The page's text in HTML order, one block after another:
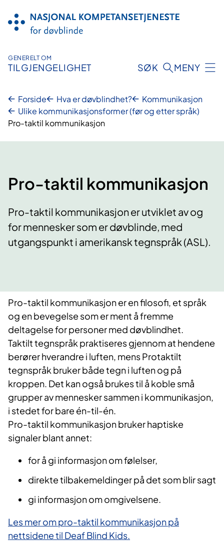
innhold
GENERELT OM
TILGJENGELIGHET SØK MENY
Forside Hva er døvblindhet?
Kommunikasjon
Ulike kommunikasjonsformer (før og etter språk)
Pro-taktil kommunikasjon
Pro-taktil kommunikasjon
Pro-taktil kommunikasjon er utviklet av og
for mennesker som er døvblinde, med
utgangspunkt i amerikansk tegnspråk (ASL).
Pro-taktil kommunikasjon er en filosofi, et språk
og en bevegelse som er ment å fremme
deltagelse for personer med døvblindhet.
Taktilt tegnspråk praktiseres gjennom at hendene
berører hverandre i luften, mens Protaktilt
tegnspråk bruker både tegn i luften og på
kroppen. Det kan også brukes til å koble små
grupper av mennesker sammen i kommunikasjon,
i stedet for bare én-til-én.
Pro-taktil kommunikasjon bruker haptiske
signaler blant annet:
for å gi informasjon om følelser,
direkte tilbakemeldinger på det som blir sagt
gi informasjon om omgivelsene.
Les mer om pro-taktil kommunikasjon på
nettsidene til Deaf Blind Kids.